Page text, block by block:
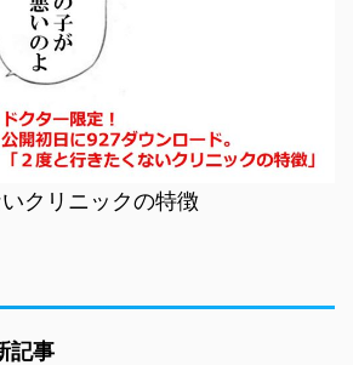
クリニックの特徴
記事